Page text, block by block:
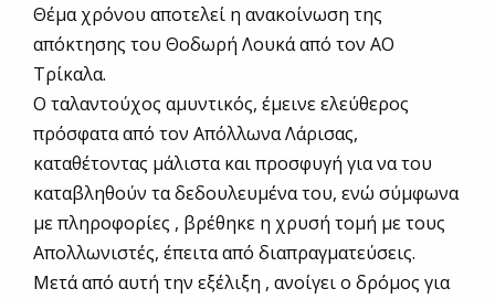
Θέμα χρόνου αποτελεί η ανακοίνωση της
απόκτησης του Θοδωρή Λουκά από τον ΑΟ
Τρίκαλα.
Ο ταλαντούχος αμυντικός, έμεινε ελεύθερος
πρόσφατα από τον Απόλλωνα Λάρισας,
καταθέτοντας μάλιστα και προσφυγή για να του
καταβληθούν τα δεδουλευμένα του, ενώ σύμφωνα
με πληροφορίες , βρέθηκε η χρυσή τομή με τους
Απολλωνιστές, έπειτα από διαπραγματεύσεις.
Μετά από αυτή την εξέλιξη , ανοίγει ο δρόμος για